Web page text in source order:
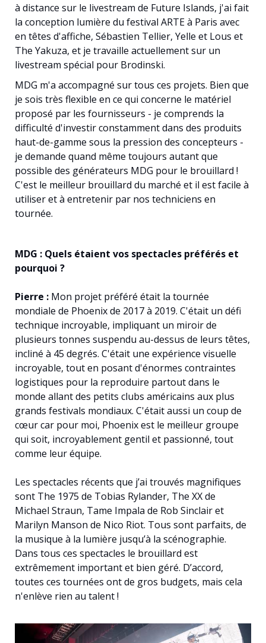
à distance sur le livestream de Future Islands, j'ai fait
la conception lumière du festival ARTE à Paris avec
en têtes d'affiche, Sébastien Tellier, Yelle et Lous et
The Yakuza, et je travaille actuellement sur un
livestream spécial pour Brodinski.
MDG m'a accompagné sur tous ces projets. Bien que
je sois très flexible en ce qui concerne le matériel
proposé par les fournisseurs - je comprends la
difficulté d'investir constamment dans des produits
haut-de-gamme sous la pression des concepteurs -
je demande quand même toujours autant que
possible des générateurs MDG pour le brouillard !
C'est le meilleur brouillard du marché et il est facile à
utiliser et à entretenir par nos techniciens en
tournée.
MDG : Quels étaient vos spectacles préférés et
pourquoi ?
Pierre : Mon projet préféré était la tournée
mondiale de Phoenix de 2017 à 2019. C'était un défi
technique incroyable, impliquant un miroir de
plusieurs tonnes suspendu au-dessus de leurs têtes,
incliné à 45 degrés. C'était une expérience visuelle
incroyable, tout en posant d'énormes contraintes
logistiques pour la reproduire partout dans le
monde allant des petits clubs américains aux plus
grands festivals mondiaux. C'était aussi un coup de
cœur car pour moi, Phoenix est le meilleur groupe
qui soit, incroyablement gentil et passionné, tout
comme leur équipe.
Les spectacles récents que j’ai trouvés magnifiques
sont The 1975 de Tobias Rylander, The XX de
Michael Straun, Tame Impala de Rob Sinclair et
Marilyn Manson de Nico Riot. Tous sont parfaits, de
la musique à la lumière jusqu’à la scénographie.
Dans tous ces spectacles le brouillard est
extrêmement important et bien géré. D’accord,
toutes ces tournées ont de gros budgets, mais cela
n'enlève rien au talent !